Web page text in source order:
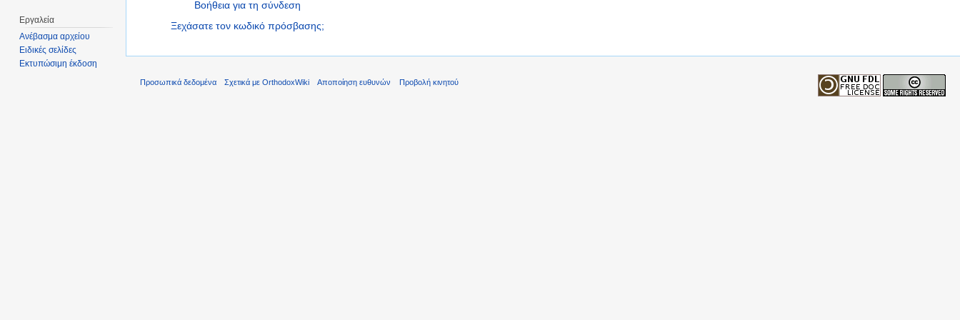
Βοήθεια για τη σύνδεση
Ξεχάσατε τον κωδικό πρόσβασης;
Εργαλεία
Ανέβασμα αρχείου
Ειδικές σελίδες
Εκτυπώσιμη έκδοση
Προσωπικά δεδομένα Σχετικά με OrthodoxWiki Αποποίηση ευθυνών Προβολή κινητού